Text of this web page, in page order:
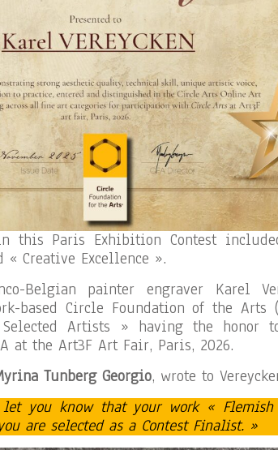
this Paris Exhibition Contest
Creative Excellence ».
Belgian painter engraver Karel
based Circle Foundation of the Arts
Artists » having the honor
at the Art3F Art Fair, Paris, 2026.
Tunberg Georgio, wrote to
you know that your work « Flemish
are selected as a Contest Finalist.​ »